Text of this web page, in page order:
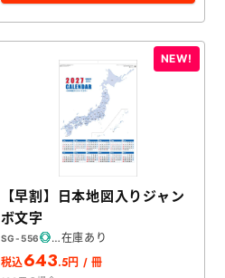
【早割】日本地図入りジャン
ボ文字
SG-556
在庫あり
税込643.5円 / 冊